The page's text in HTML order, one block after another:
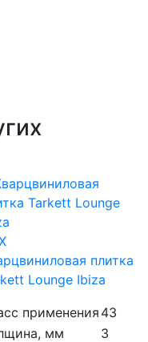
плитка
Lounge Ibiza
применения 43
мм
3